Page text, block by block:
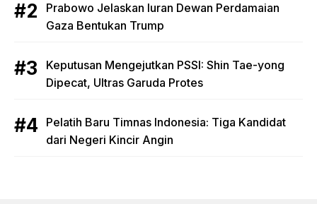
Prabowo Jelaskan Iuran Dewan Perdamaian
Gaza Bentukan Trump
Keputusan Mengejutkan PSSI: Shin Tae-yong
Dipecat, Ultras Garuda Protes
Pelatih Baru Timnas Indonesia: Tiga Kandidat
dari Negeri Kincir Angin